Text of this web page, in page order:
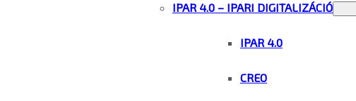
IPAR 4.0 – IPARI DIGITALIZÁCIÓ
IPAR 4.0
CREO